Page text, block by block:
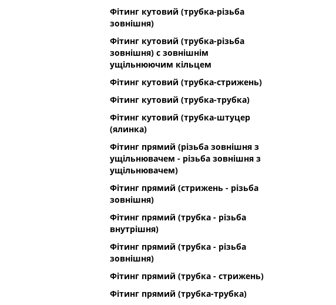
Фітинг кутовий (трубка-різьба
зовнішня)
Фітинг кутовий (трубка-різьба
зовнішня) с зовнішнім
ущільнюючим кільцем
Фітинг кутовий (трубка-стрижень)
Фітинг кутовий (трубка-трубка)
Фітинг кутовий (трубка-штуцер
(ялинка)
Фітинг прямий (різьба зовнішня з
ущільнювачем - різьба зовнішня з
ущільнювачем)
Фітинг прямий (стрижень - різьба
зовнішня)
Фітинг прямий (трубка - різьба
внутрішня)
Фітинг прямий (трубка - різьба
зовнішня)
Фітинг прямий (трубка - стрижень)
Фітинг прямий (трубка-трубка)